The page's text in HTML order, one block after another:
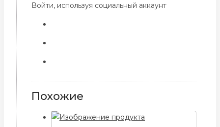
Войти, используя социальный аккаунт
Похожие